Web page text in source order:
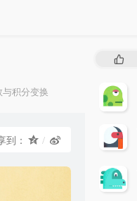
积分变换
到：